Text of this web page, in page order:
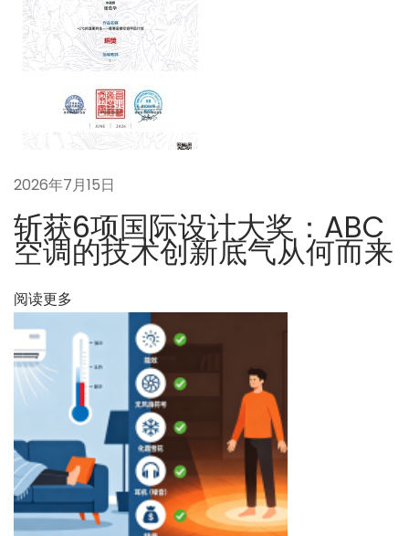
围
：
从
到
A
B
C
系
统
的
蜕
变
一
篇
文
章
个
家
人
都
2026年7月15日
斩获6项国际设计大奖：ABC
空调的技术创新底气从何而来
阅读更多